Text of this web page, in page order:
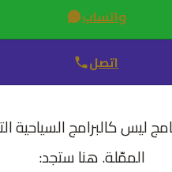
واتساب
اتصل
ليس كالبرامج السياحية
الممّلة. هنا ستجد: